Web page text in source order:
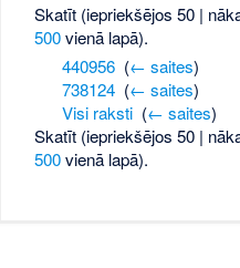
Skatīt (iepriekšējos 50 |
500vienā lapā).
440956‎ (← saites)
738124‎ (← saites)
Visi raksti‎ (← saites)
Skatīt (iepriekšējos 50 |
500vienā lapā).